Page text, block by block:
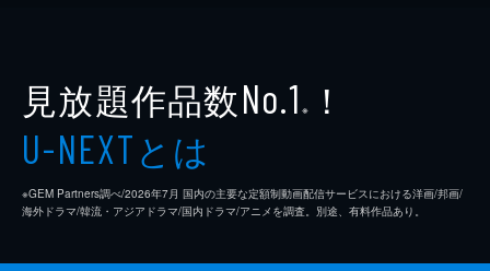
見放題作品数No.1 ※ ！
U-NEXTとは
※GEM Partners調べ/2026年7⽉ 国内の主要な定額制動画配信サービスにおける洋画/邦画/
海外ドラマ/韓流・アジアドラマ/国内ドラマ/アニメを調査。別途、有料作品あり。